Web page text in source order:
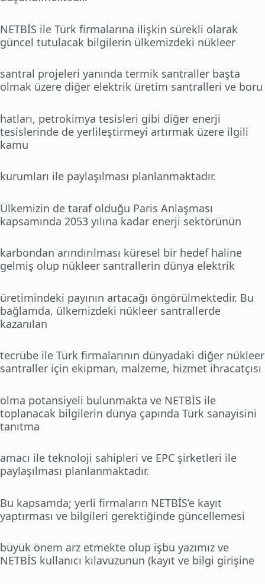
NETBİS ile Türk firmalarına ilişkin sürekli olarak
güncel tutulacak bilgilerin ülkemizdeki nükleer
santral projeleri yanında termik santraller başta
olmak üzere diğer elektrik üretim santralleri ve boru
hatları, petrokimya tesisleri gibi diğer enerji
tesislerinde de yerlileştirmeyi artırmak üzere ilgili
kamu
kurumları ile paylaşılması planlanmaktadır.
Ülkemizin de taraf olduğu Paris Anlaşması
kapsamında 2053 yılına kadar enerji sektörünün
karbondan arındırılması küresel bir hedef haline
gelmiş olup nükleer santrallerin dünya elektrik
üretimindeki payının artacağı öngörülmektedir. Bu
bağlamda, ülkemizdeki nükleer santrallerde
kazanılan
tecrübe ile Türk firmalarının dünyadaki diğer nükleer
santraller için ekipman, malzeme, hizmet ihracatçısı
olma potansiyeli bulunmakta ve NETBİS ile
toplanacak bilgilerin dünya çapında Türk sanayisini
tanıtma
amacı ile teknoloji sahipleri ve EPC şirketleri ile
paylaşılması planlanmaktadır.
Bu kapsamda; yerli firmaların NETBİS’e kayıt
yaptırması ve bilgileri gerektiğinde güncellemesi
büyük önem arz etmekte olup işbu yazımız ve
NETBİS kullanıcı kılavuzunun (kayıt ve bilgi girişine